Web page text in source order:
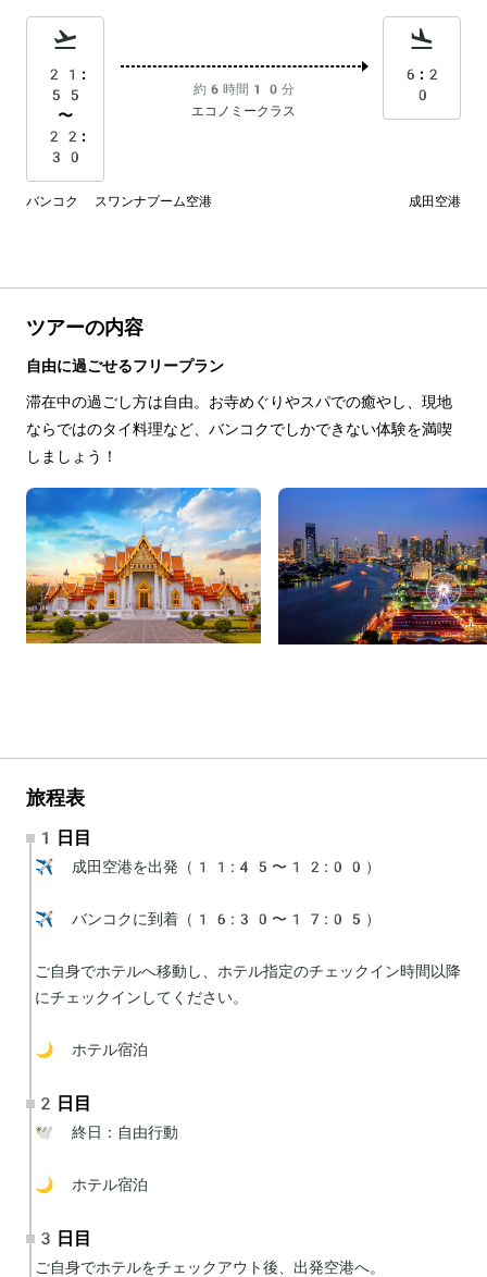
21:
55
〜
22:
30
約6時間10分
エコノミークラス
6:2
0
バンコク スワンナプーム空港 成田空港
ツアーの内容
自由に過ごせるフリープラン
滞在中の過ごし方は自由。お寺めぐりやスパでの癒やし、現地
ならではのタイ料理など、バンコクでしかできない体験を満喫
しましょう！
旅程表
1日目
✈️ 成田空港を出発（11:45〜12:00）
✈️ バンコクに到着（16:30〜17:05）
ご自身でホテルへ移動し、ホテル指定のチェックイン時間以降
にチェックインしてください。
🌙 ホテル宿泊
2日目
🕊 終日：自由行動
🌙 ホテル宿泊
3日目
ご自身でホテルをチェックアウト後、出発空港へ。